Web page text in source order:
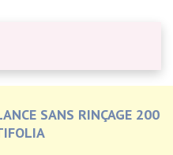
SANS RINÇAGE 200